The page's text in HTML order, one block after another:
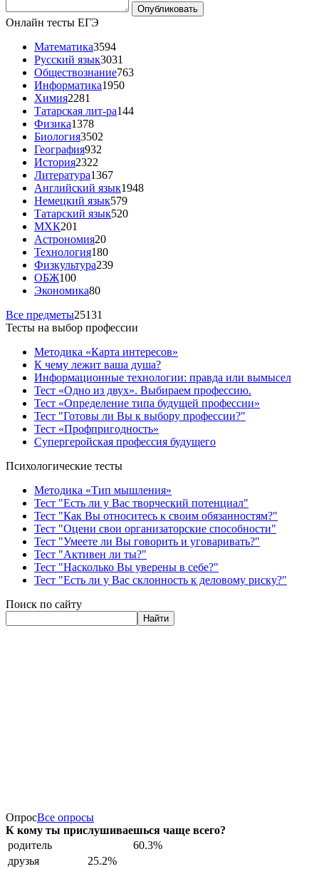
Онлайн тесты ЕГЭ
Математика3594
Русский язык3031
Обществознание763
Информатика1950
Химия2281
Татарская лит-ра144
Физика1378
Биология3502
География932
История2322
Литература1367
Английский язык1948
Немецкий язык579
Татарский язык520
МХК201
Астрономия20
Технология180
Физкультура239
ОБЖ100
Экономика80
Все предметы25131
Тесты на выбор профессии
Методика «Карта интересов»
К чему лежит ваша душа?
Информационные технологии: правда или вымысел
Тест «Одно из двух». Выбираем профессию.
Тест «Определение типа будущей профессии»
Тест "Готовы ли Вы к выбору профессии?"
Тест «Профпригодность»
Супергеройская профессия будущего
Психологические тесты
Методика «Тип мышления»
Тест "Есть ли у Вас творческий потенциал"
Тест "Как Вы относитесь к своим обязанностям?"
Тест "Оцени свои организаторские способности"
Тест "Умеете ли Вы говорить и уговаривать?"
Тест "Активен ли ты?"
Тест "Насколько Вы уверены в себе?"
Тест "Есть ли у Вас склонность к деловому риску?"
Поиск по сайту
Найти
ОпросВсе опросы
К кому ты прислушиваешься чаще всего?
родитель
60.3%
друзья
25.2%